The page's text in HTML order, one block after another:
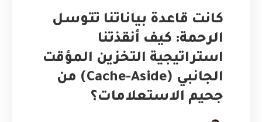
كانت قاعدة بياناتنا تتوسل
الرحمة: كيف أنقذتنا
استراتيجية التخزين المؤقت
الجانبي (Cache-Aside) من
جحيم الاستعلامات؟